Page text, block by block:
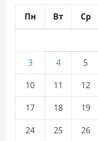
Пн Вт Ср
3
4 5
10
11 12
17
18 19
24
25 26